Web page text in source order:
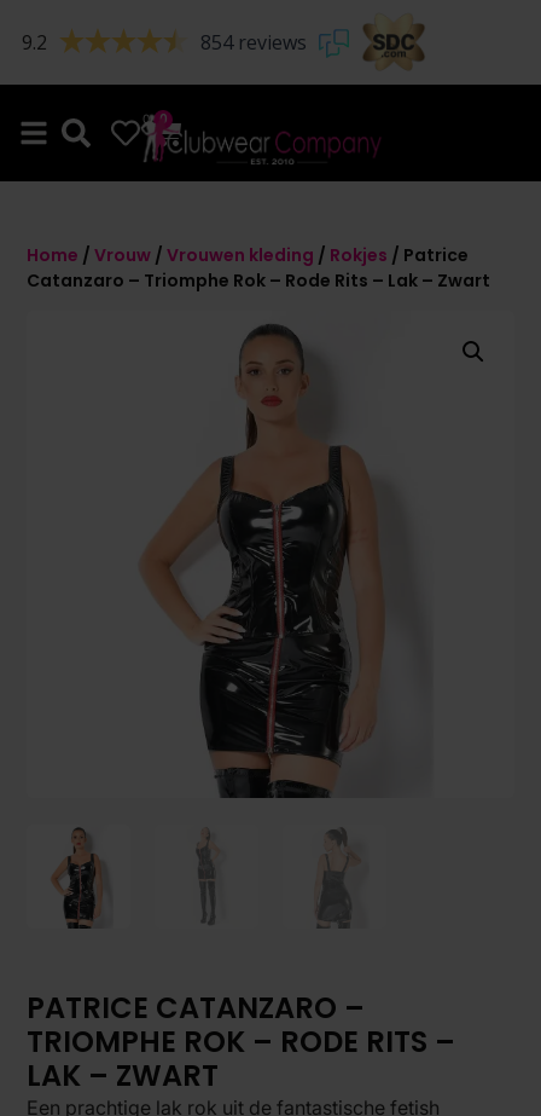
9.2 854 reviews
0 0
Home /Vrouw /Vrouwen kleding / Rokjes / Patrice
Catanzaro – Triomphe Rok – Rode Rits – Lak – Zwart
PATRICE CATANZARO –
TRIOMPHE ROK – RODE RITS –
LAK – ZWART
Een prachtige lak rok uit de fantastische fetish